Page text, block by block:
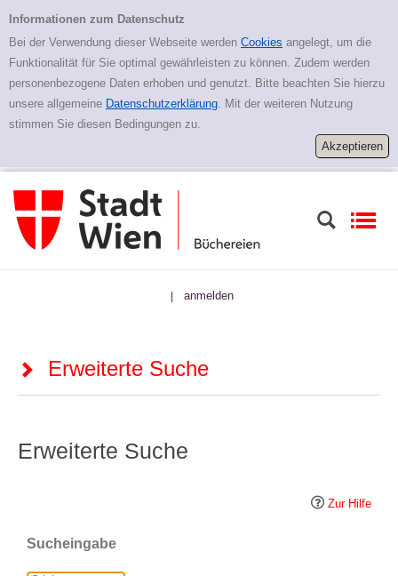
Erweiterte Suche
Informationen zum Datenschutz
Bei der Verwendung dieser Webseite werden Cookies angelegt, um die
Funktionalität für Sie optimal gewährleisten zu können. Zudem werden
personenbezogene Daten erhoben und genutzt. Bitte beachten Sie hierzu
unsere allgemeine Datenschutzerklärung. Mit der weiteren Nutzung
stimmen Sie diesen Bedingungen zu.
| anmelden
Erweiterte Suche
Erweiterte Suche
Zur Hilfe
Sucheingabe